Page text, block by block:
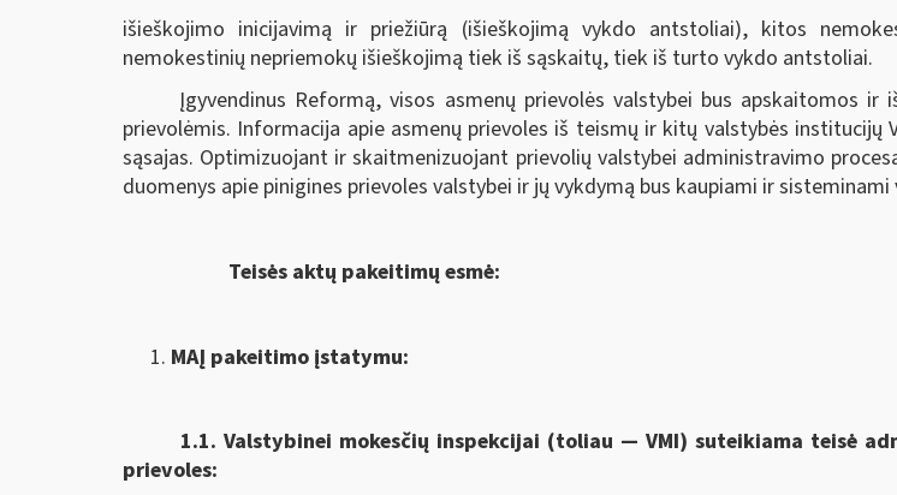
išieškojimo inicijavimą ir priežiūrą (išieškojimą vykdo antstoliai), kitos
nemokestinių nepriemokų išieškojimą tiek iš sąskaitų, tiek iš turto vykdo antstoliai.
Įgyvendinus Reformą, visos asmenų prievolės valstybei bus apskaitomos
prievolėmis. Informacija apie asmenų prievoles iš teismų ir kitų valstybės
sąsajas. Optimizuojant ir skaitmenizuojant prievolių valstybei administravimo
duomenys apie pinigines prievoles valstybei ir jų vykdymą bus kaupiami ir
Teisės aktų pakeitimų esmė:
MAĮ pakeitimo įstatymu:
1.1. Valstybinei mokesčių inspekcijai (toliau — VMI) suteikiama teisė
prievoles: